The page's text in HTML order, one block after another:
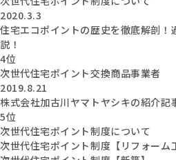
2020.3.3
住宅エコポイントの歴史を徹底解剖！
説！
4位
次世代住宅ポイント交換商品事業者
2019.8.21
株式会社加古川ヤマトヤシキの紹介記
5位
次世代住宅ポイント制度について
次世代住宅ポイント制度【リフォーム